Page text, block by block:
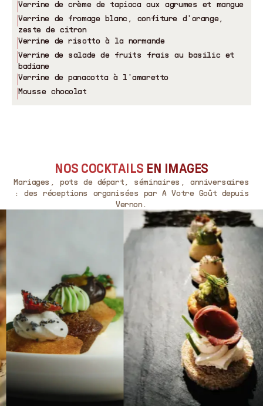
Verrine de crème de tapioca aux agrumes et mangue
Verrine de fromage blanc, confiture d'orange,
zeste de citron
Verrine de risotto à la normande
Verrine de salade de fruits frais au basilic et
badiane
Verrine de panacotta à l'amaretto
Mousse chocolat
NOS COCKTAILS EN IMAGES
Mariages, pots de départ, séminaires, anniversaires
: des réceptions organisées par A Votre Goût depuis
Vernon.